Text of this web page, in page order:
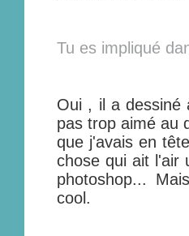
Tu es impliqué
Oui , il a dessiné
pas trop aimé au
que j'avais en
chose qui ait l'air
photoshop...
cool.